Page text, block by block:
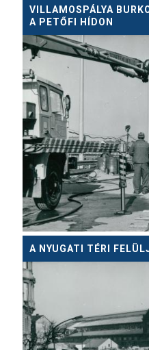
VILLAMOSPÁLYA
A PETŐFI HÍDON
A NYUGATI TÉRI